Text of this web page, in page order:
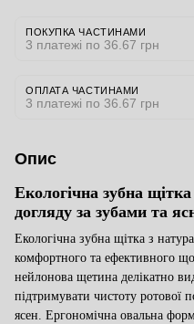
ПОКУПКА ЧАСТИНАМИ
3 платежі по 36.67 грн
ОПЛАТА ЧАСТИНАМИ
3 платежі по 36.67 грн
Опис
Екологічна зубна
догляду за зубами та
Екологічна зубна щітка з
комфортного та ефективного
нейлонова щетина делікатно
підтримувати чистоту ротової
ясен. Ергономічна овальна